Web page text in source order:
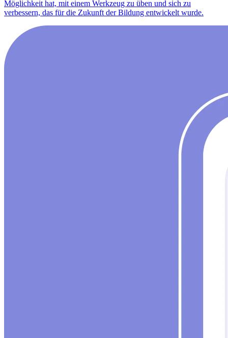
Möglichkeit hat, mit einem Werkzeug zu üben und sich zu
verbessern, das für die Zukunft der Bildung entwickelt wurde.